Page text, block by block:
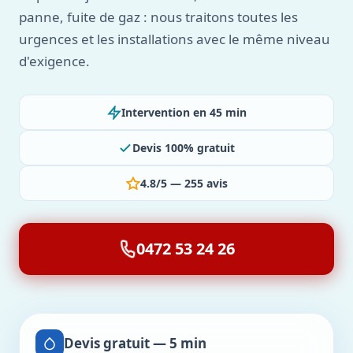
panne, fuite de gaz : nous traitons toutes les
urgences et les installations avec le même niveau
d'exigence.
Intervention en 45 min
Devis 100% gratuit
4.8/5 — 255 avis
0472 53 24 26
Devis gratuit — 5 min